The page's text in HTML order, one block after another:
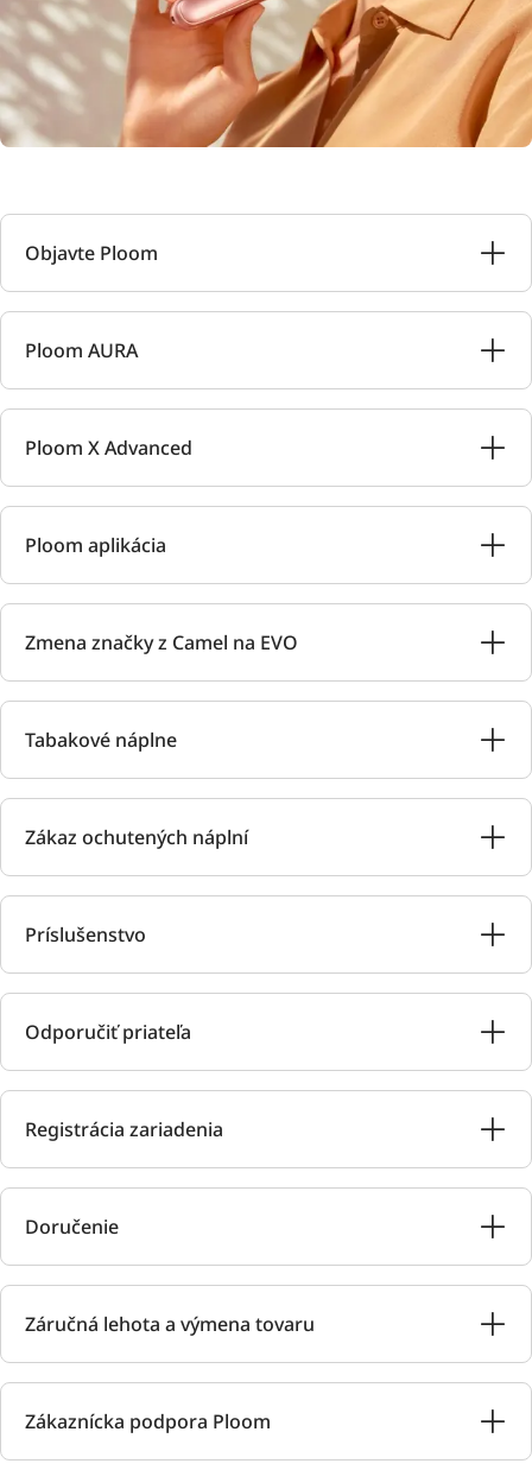
Objavte Ploom
Ploom AURA
Ploom X Advanced
Ploom aplikácia
Zmena značky z Camel na EVO
Tabakové náplne
Zákaz ochutených náplní
Príslušenstvo
Odporučiť priateľa
Registrácia zariadenia
Doručenie
Záručná lehota a výmena tovaru
Zákaznícka podpora Ploom